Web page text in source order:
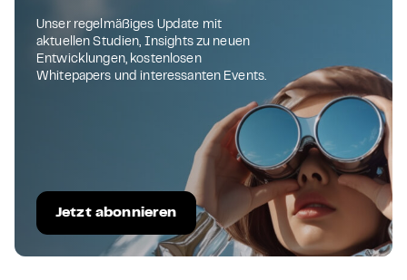
Unser regelmäßiges Update mit
aktuellen Studien, Insights zu neuen
Entwicklungen, kostenlosen
Whitepapers und interessanten Events.
Jetzt abonnieren